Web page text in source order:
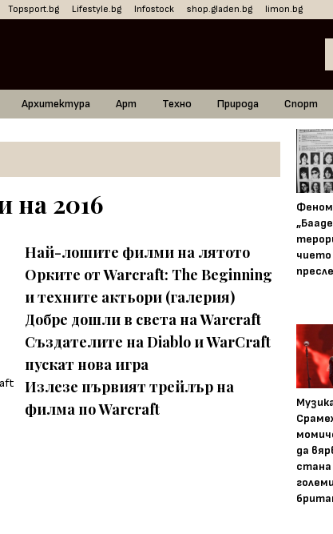
Topsport.bg Lifestyle.bg Infostock shop.gladen.bg limon.bg
Архитектура Арт Техно Природа Спорт
2016
Най-лошите филми на лятото
Орките от Warcraft: The Beginning
и техните актьори (галерия)
Добре дошли в света на Warcraft
Създателите на Diablo и WarCraft
пускат нова игра
Излезе първият трейлър на
филма по Warcraft
чието
да